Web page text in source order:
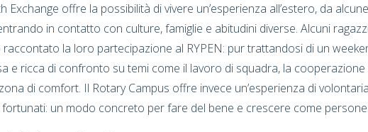
Exchange offre la possibilità di vivere un’esperienza all’estero, da
in contatto con culture, famiglie e abitudini diverse. Alcuni
la loro partecipazione al RYPEN: pur trattandosi di un
e ricca di confronto su temi come il lavoro di squadra, la
di comfort. Il Rotary Campus offre invece un’esperienza di
fortunati: un modo concreto per fare del bene e crescere come persone.